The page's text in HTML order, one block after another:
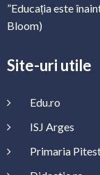
”Educația este
Bloom)
Site-uri utile
Edu.ro
ISJ Arges
Primaria